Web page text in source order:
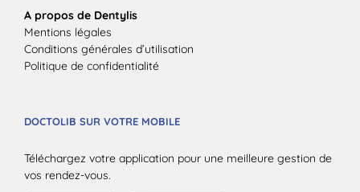
A propos de Dentylis
Mentions légales
Conditions générales d’utilisation
Politique de confidentialité
DOCTOLIB SUR VOTRE MOBILE
Téléchargez votre application pour une meilleure gestion de
vos rendez-vous.